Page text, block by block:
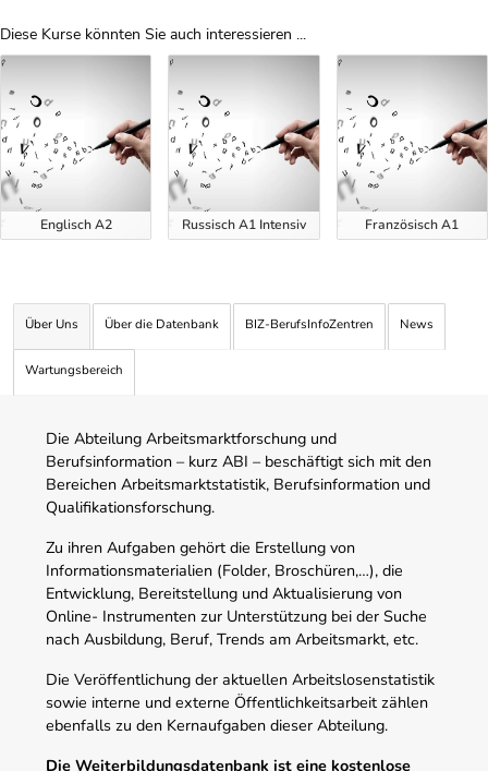
Diese Kurse könnten Sie auch interessieren ...
Uber Weiterbildungsvorschläge
Englisch A2 Russisch A1 Intensiv Französisch A1
Über Uns Über die Datenbank BIZ-BerufsInfoZentren News
Wartungsbereich
Die Abteilung Arbeitsmarktforschung und
Berufsinformation – kurz ABI – beschäftigt sich mit den
Bereichen Arbeitsmarktstatistik, Berufsinformation und
Qualifikationsforschung.
Zu ihren Aufgaben gehört die Erstellung von
Informationsmaterialien (Folder, Broschüren,…), die
Entwicklung, Bereitstellung und Aktualisierung von
Online- Instrumenten zur Unterstützung bei der Suche
nach Ausbildung, Beruf, Trends am Arbeitsmarkt, etc.
Die Veröffentlichung der aktuellen Arbeitslosenstatistik
sowie interne und externe Öffentlichkeitsarbeit zählen
ebenfalls zu den Kernaufgaben dieser Abteilung.
Die Weiterbildungsdatenbank ist eine kostenlose